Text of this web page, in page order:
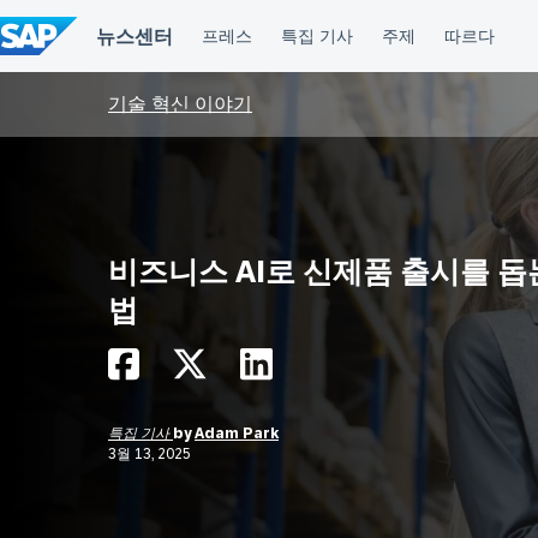
텐
츠
건
기술 혁신 이야기
비즈니스 AI로 신제품 출시를 돕
법
특집 기사 byAdam Park
3월 13, 2025